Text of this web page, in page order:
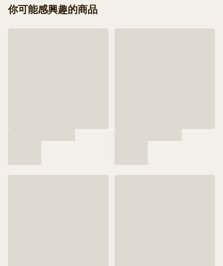
你可能感興趣的商品